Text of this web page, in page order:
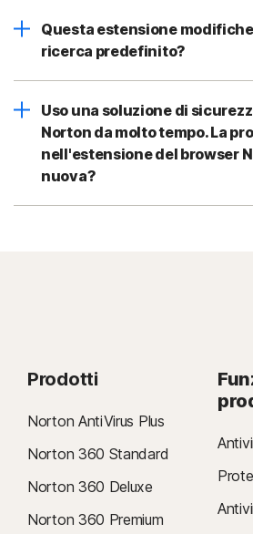
Questa estensione
ricerca predefinito?
Uso una soluzione di
Norton da molto tempo. La
nell'estensione del browser
nuova?
Prodotti
Norton AntiVirus Plus
Norton 360 Standard
Norton 360 Deluxe
Norton 360 Premium